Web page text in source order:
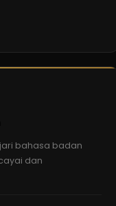
bahasa badan
dan